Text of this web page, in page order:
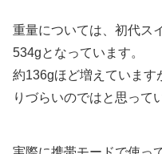
重量については、初代ス
534gとなっています。
約136gほど増えています
りづらいのではと思って